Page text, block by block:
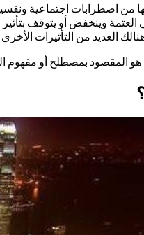
عنها من اضطرابات اجتماعية
العتمة وينخفض أو يتوقف
العديد من التأثيرات
هو المقصود بمصطلح أو